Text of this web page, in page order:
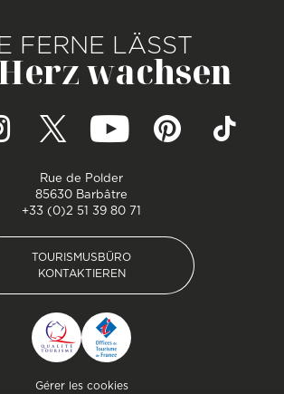
Gérer les cookies
FERNE LÄSST
wachsen
Rue de Polder
85630 Barbâtre
+33 (0)2 51 39 80 71
TOURISMUSBÜRO
KONTAKTIEREN
TOURISMUSBÜRO
KONTAKTIEREN